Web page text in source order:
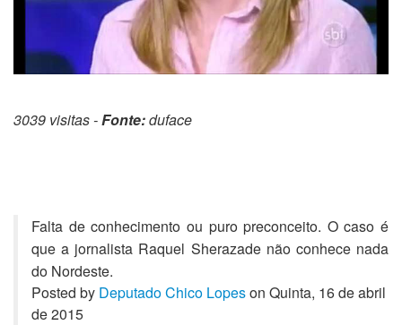
3039 visitas -Fonte:duface
Falta de conhecimento ou puro preconceito. O caso é
que a jornalista Raquel Sherazade não conhece nada
do Nordeste.
Posted by Deputado Chico Lopeson Quinta, 16 de abril
de 2015